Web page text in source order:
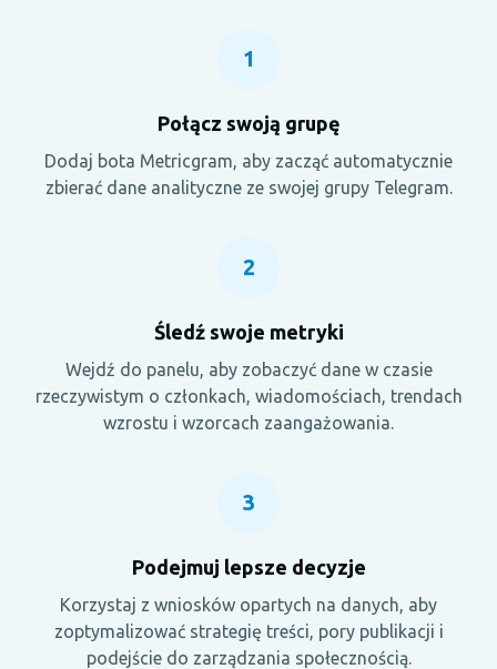
1
Połącz swoją grupę
Dodaj bota Metricgram, aby zacząć automatycznie
zbierać dane analityczne ze swojej grupy Telegram.
2
Śledź swoje metryki
Wejdź do panelu, aby zobaczyć dane w czasie
rzeczywistym o członkach, wiadomościach, trendach
wzrostu i wzorcach zaangażowania.
3
Podejmuj lepsze decyzje
Korzystaj z wniosków opartych na danych, aby
zoptymalizować strategię treści, pory publikacji i
podejście do zarządzania społecznością.